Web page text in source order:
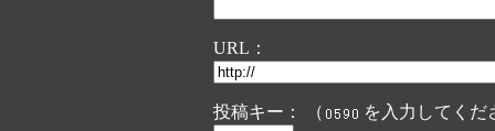
URL：
投稿キー： （ を入力してくだ